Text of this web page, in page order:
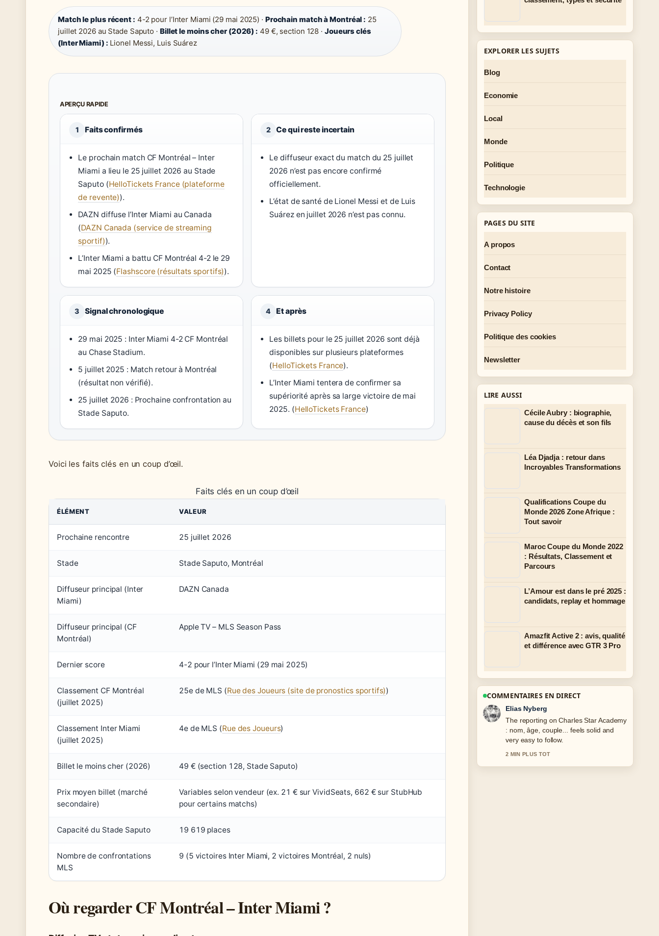
Match le plus récent : 4-2 pour l’Inter Miami (29 mai 2025) · Prochain match à Montréal : 25
juillet 2026 au Stade Saputo · Billet le moins cher (2026) : 49 €, section 128 · Joueurs clés
(Inter Miami) : Lionel Messi, Luis Suárez
APERÇU RAPIDE
1 Faits confirmés
Le prochain match CF Montréal – Inter
Miami a lieu le 25 juillet 2026 au Stade
Saputo (HelloTickets France (plateforme
de revente)).
DAZN diffuse l’Inter Miami au Canada
(DAZN Canada (service de streaming
sportif)).
L’Inter Miami a battu CF Montréal 4-2 le 29
mai 2025 (Flashscore (résultats sportifs)).
2 Ce qui reste incertain
Le diffuseur exact du match du 25 juillet
2026 n’est pas encore confirmé
officiellement.
L’état de santé de Lionel Messi et de Luis
Suárez en juillet 2026 n’est pas connu.
3 Signal chronologique
29 mai 2025 : Inter Miami 4-2 CF Montréal
au Chase Stadium.
5 juillet 2025 : Match retour à Montréal
(résultat non vérifié).
25 juillet 2026 : Prochaine confrontation au
Stade Saputo.
4 Et après
Les billets pour le 25 juillet 2026 sont déjà
disponibles sur plusieurs plateformes
(HelloTickets France).
L’Inter Miami tentera de confirmer sa
supériorité après sa large victoire de mai
2025. (HelloTickets France)
Voici les faits clés en un coup d’œil.
Faits clés en un coup d’œil
ÉLÉMENT VALEUR
Prochaine rencontre 25 juillet 2026
Stade Stade Saputo, Montréal
Diffuseur principal (Inter
Miami)
DAZN Canada
Diffuseur principal (CF
Montréal)
Apple TV – MLS Season Pass
Dernier score 4-2 pour l’Inter Miami (29 mai 2025)
Classement CF Montréal
(juillet 2025)
25e de MLS (Rue des Joueurs (site de pronostics sportifs))
Classement Inter Miami
(juillet 2025)
4e de MLS (Rue des Joueurs)
Billet le moins cher (2026) 49 € (section 128, Stade Saputo)
Prix moyen billet (marché
secondaire)
Variables selon vendeur (ex. 21 € sur VividSeats, 662 € sur StubHub
pour certains matchs)
Capacité du Stade Saputo 19 619 places
Nombre de confrontations
MLS
9 (5 victoires Inter Miami, 2 victoires Montréal, 2 nuls)
Où regarder CF Montréal – Inter Miami ?
EXPLORER LES SUJETS
Blog
Economie
Local
Monde
Politique
Technologie
PAGES DU SITE
A propos
Contact
Notre histoire
Privacy Policy
Politique des cookies
Newsletter
LIRE AUSSI
Cécile Aubry : biographie,
cause du décès et son fils
Léa Djadja : retour dans
Incroyables Transformations
Qualifications Coupe du
Monde 2026 Zone Afrique :
Tout savoir
Maroc Coupe du Monde 2022
: Résultats, Classement et
Parcours
L’Amour est dans le pré 2025 :
candidats, replay et hommage
Amazfit Active 2 : avis, qualité
et différence avec GTR 3 Pro
COMMENTAIRES EN DIRECT
Clara West
Good verification work around Riz au
Lait : Recette Onctueuse et.... More
outlets should write like this.
4 MIN PLUS TOT